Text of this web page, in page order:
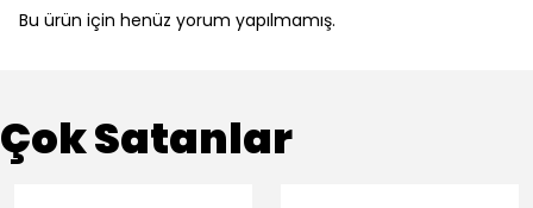
Bu ürün için henüz yorum yapılmamış.
Çok Satanlar